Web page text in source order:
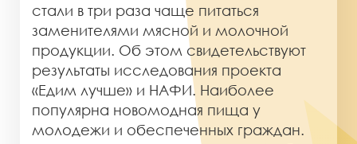
стали в три раза чаще питаться
заменителями мясной и молочной
продукции. Об этом свидетельствуют
результаты исследования проекта
«Едим лучше» и НАФИ. Наиболее
популярна новомодная пища у
молодежи и обеспеченных граждан.